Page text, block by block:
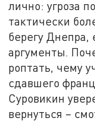
лично: угроза
тактически
берегу Днепра,
аргументы.
роптать, чему
сдавшего
Суровикин
вернуться –